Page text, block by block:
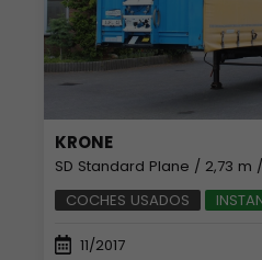
KRONE
SD Standard Plane / 2,73 m
COCHES USADOS
11/2017